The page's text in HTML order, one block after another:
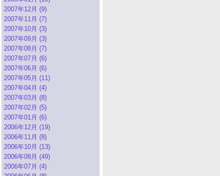
2007年12月 (9)
2007年11月 (7)
2007年10月 (3)
2007年09月 (3)
2007年08月 (7)
2007年07月 (6)
2007年06月 (6)
2007年05月 (11)
2007年04月 (4)
2007年03月 (8)
2007年02月 (5)
2007年01月 (6)
2006年12月 (19)
2006年11月 (8)
2006年10月 (13)
2006年08月 (49)
2006年07月 (4)